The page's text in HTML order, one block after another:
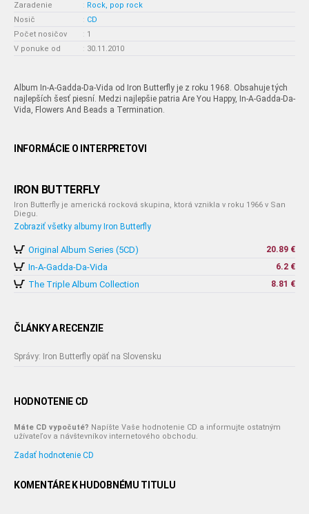
Zaradenie : Rock, pop rock
Nosič
: CD
Počet nosičov
: 1
V ponuke od
: 30.11.2010
Album In-A-Gadda-Da-Vida od Iron Butterfly je z roku 1968. Obsahuje tých
najlepších šesť piesní. Medzi najlepšie patria Are You Happy, In-A-Gadda-Da-
Vida, Flowers And Beads a Termination.
INFORMÁCIE O INTERPRETOVI
IRON BUTTERFLY
Iron Butterfly je americká rocková skupina, ktorá vznikla v roku 1966 v San
Diegu.
Zobraziť všetky albumy Iron Butterfly
Original Album Series (5CD) 20.89 €
In-A-Gadda-Da-Vida 6.2 €
The Triple Album Collection 8.81 €
ČLÁNKY A RECENZIE
Správy: Iron Butterfly opäť na Slovensku
HODNOTENIE CD
Máte CD vypočuté? Napíšte Vaše hodnotenie CD a informujte ostatným
užívateľov a návštevníkov internetového obchodu.
Zadať hodnotenie CD
KOMENTÁRE K HUDOBNÉMU TITULU